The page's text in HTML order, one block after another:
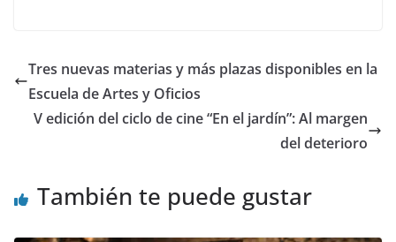
b
o
o
d
o
n
l p
ar
ti
Tres nuevas materias y más plazas disponibles en la
Escuela de Artes y Oficios
V edición del ciclo de cine “En el jardín”: Al margen
del deterioro
También te puede gustar